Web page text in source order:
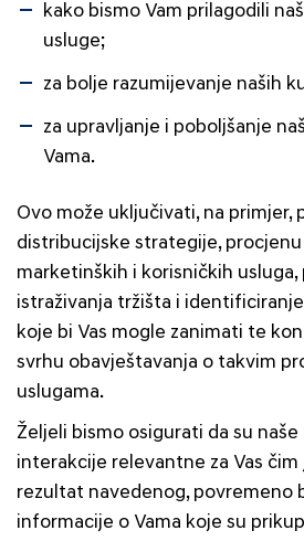
kako bismo Vam prilagodili
usluge;
za bolje razumijevanje naših
za upravljanje i poboljšanje
Vama.
Ovo može uključivati, na primjer,
distribucijske strategije,
marketinških i korisničkih
istraživanja tržišta i
koje bi Vas mogle zanimati te
svrhu obavještavanja o takvim
uslugama.
Željeli bismo osigurati da su
interakcije relevantne za Vas čim
rezultat navedenog, povremeno
informacije o Vama koje su